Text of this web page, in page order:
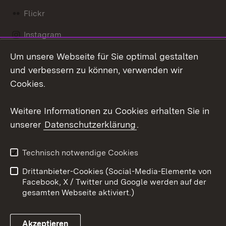
Flickr
Instagram
Social Wall
Barrierefreiheit
Benutzungshinweise
Impressum
Cookies
Um unsere Webseite für Sie optimal gestalten
und verbessern zu können, verwenden wir
Cookies.
Weitere Informationen zu Cookies erhalten Sie in
unserer Datenschutzerklärung.
Technisch notwendige Cookies
Drittanbieter-Cookies (Social-Media-Elemente von
Facebook, X / Twitter und Google werden auf der
gesamten Webseite aktiviert.)
Akzeptieren